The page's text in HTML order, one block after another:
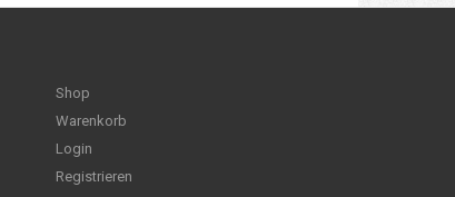
Shop
Warenkorb
Login
Registrieren